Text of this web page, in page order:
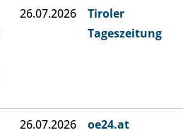
26.07.2026
Tiroler
Tageszeitung
26.07.2026 oe24.at